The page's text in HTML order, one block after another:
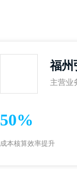
福州
主营业
50%
成本核算效率提升